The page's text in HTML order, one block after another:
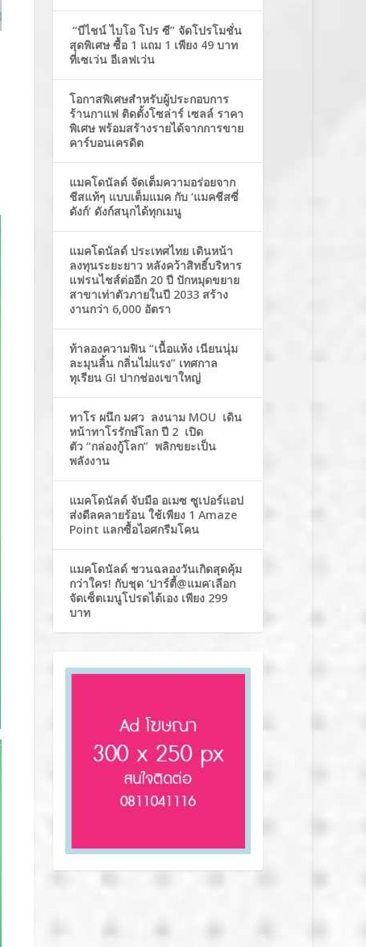
“บีไชน์ ไบโอ โปร ซี” จัดโปรโมชั่น
สุดพิเศษ ซื้อ 1 แถม 1 เพียง 49 บาท
ที่เซเว่น อีเลฟเว่น
โอกาสพิเศษสำหรับผู้ประกอบการ
ร้านกาแฟ ติดตั้งโซล่าร์ เซลล์ ราคา
พิเศษ พร้อมสร้างรายได้จากการขาย
คาร์บอนเครดิต
แมคโดนัลด์ จัดเต็มความอร่อยจาก
ชีสแท้ๆ แบบเต็มแมค กับ ‘แมคชีสซี่
ดังก์’ ดังก์สนุกได้ทุกเมนู
แมคโดนัลด์ ประเทศไทย เดินหน้า
ลงทุนระยะยาว หลังคว้าสิทธิ์บริหาร
แฟรนไชส์ต่ออีก 20 ปี ปักหมุดขยาย
สาขาเท่าตัวภายในปี 2033 สร้าง
งานกว่า 6,000 อัตรา
ท้าลองความฟิน “เนื้อแห้ง เนียนนุ่ม
ละมุนลิ้น กลิ่นไม่แรง” เทศกาล
ทุเรียน GI ปากช่องเขาใหญ่
ทาโร ผนึก มศว ลงนาม MOU เดิน
หน้าทาโรรักษ์โลก ปี 2 เปิด
ตัว “กล่องกู้โลก” พลิกขยะเป็น
พลังงาน
แมคโดนัลด์ จับมือ อเมซ ซูเปอร์แอป
ส่งดีลคลายร้อน ใช้เพียง 1 Amaze
Point แลกซื้อไอศกรีมโคน
แมคโดนัลด์ ชวนฉลองวันเกิดสุดคุ้ม
กว่าใคร! กับชุด ‘ปาร์ตี้@แมค’เลือก
จัดเซ็ตเมนูโปรดได้เอง เพียง 299
บาท